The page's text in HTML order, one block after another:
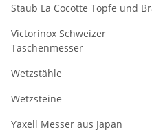
Staub La Cocotte Töpfe und
Victorinox Schweizer
Taschenmesser
Wetzstähle
Wetzsteine
Yaxell Messer aus Japan